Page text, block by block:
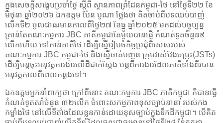
ក្នុងសេចក្តីសង្ខេបប្រចាំថ្ងៃ ស្តីពី ស្ថានភាពព្រំដែនកម្ពុជា-ថៃ នៅថ្ងៃទី២២ ខែ
មិថុនា ឆ្នាំ២០២៦ ឯកឧត្តម ប៉ែន បូណា ថ្លែងថា គិតចាប់ពីបទឈប់បាញ់
លើកទី២ ចូលជាធរមានកាលពីថ្ងៃ២៧ ខែធ្នូ ឆ្នាំ២០២៥ មកដល់បច្ចុប្បន្ន
គ្រាន់តែគណៈកម្មការ JBC ភាគីកម្ពុជាតែមួយបានផ្ញើ កំណត់ទូតចំនួន៩
លើកហើយ ទៅកាន់ភាគីថៃ ដើម្បីស្នើរៀបចំកិច្ចប្រជុំពិសេសរបស់
គណៈកម្មការ JBC កម្ពុជា-ថៃ និងស្នើចាត់បញ្ជូន ក្រុមវាស់វែងចម្រុះ(JSTs)
ដើម្បីបន្តចុះអនុវត្តការងារលើដីជាក់ស្តែង បន្តពីការងារដែលភាគីទាំងពីរបាន
អនុវត្តកាលពីពេលកន្លងទៅ។
ឯកឧត្តមអ្នកនាំពាក្យថា ក្រៅពីនោះ គណៈកម្មការ JBC ភាគីកម្ពុជា ក៏បានធ្វើ
កំណត់ទូតតវ៉ាចំនួន ៣២លើក ចំពោះសកម្មភាពខុសច្បាប់នានា របស់កង
កម្លាំងថៃ នៅលើទីតាំងដែលខ្លួនកាន់ដោយខុសច្បាប់ក្នុងទឹកដីកម្ពុជា។ បើគិត